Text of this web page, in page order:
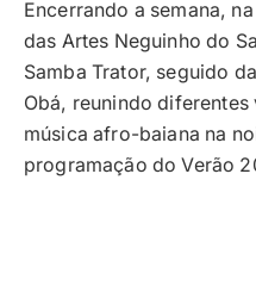
Encerrando a semana,
das Artes Neguinho do
Samba Trator, seguido
Obá, reunindo diferentes
música afro-baiana na
programação do Verão